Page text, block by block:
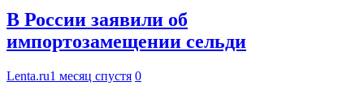
В России заявили об
импортозамещении сельди
Lenta.ru1 месяц спустя 0